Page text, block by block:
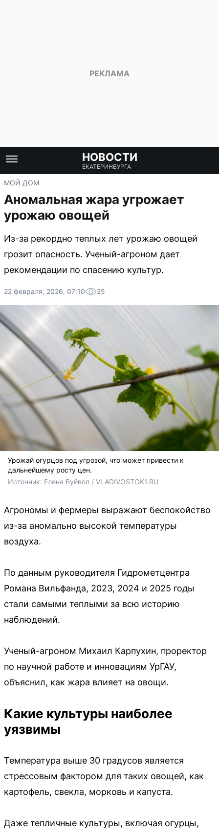
НОВОСТИ
ЕКАТЕРИНБУРГА
МОЙ ДОМ
Аномальная жара угрожает
урожаю овощей
Из-за рекордно теплых лет урожаю овощей
грозит опасность. Ученый-агроном дает
рекомендации по спасению культур.
22 февраля, 2026, 07:10 25
Урожай огурцов под угрозой, что может привести к
дальнейшему росту цен.
Источник: Елена Буйвол / VLADIVOSTOK1.RU
Агрономы и фермеры выражают беспокойство
из-за аномально высокой температуры
воздуха.
По данным руководителя Гидрометцентра
Романа Вильфанда, 2023, 2024 и 2025 годы
стали самыми теплыми за всю историю
наблюдений.
Ученый-агроном Михаил Карпухин, проректор
по научной работе и инновациям УрГАУ,
объяснил, как жара влияет на овощи.
Какие культуры наиболее
уязвимы
Температура выше 30 градусов является
стрессовым фактором для таких овощей, как
картофель, свекла, морковь и капуста.
Даже тепличные культуры, включая огурцы,